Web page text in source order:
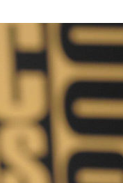
триллер,
не за маньяком, а